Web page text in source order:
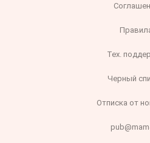
Тех.
Черный
Отписка от